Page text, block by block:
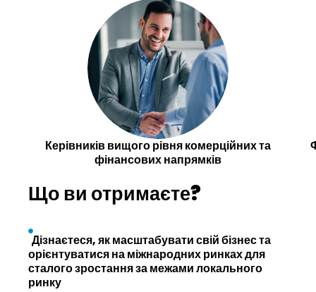
Керівників вищого рівня комерційних та
фінансових напрямків
Що ви отримаєте?
Дізнаєтеся, як масштабувати свій бізнес та
орієнтуватися на міжнародних ринках для
сталого зростання за межами локального
ринку